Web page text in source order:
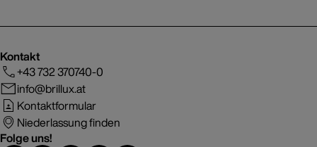
Kontakt
+43 732 370740-0
info@brillux.at
Kontaktformular
Niederlassung finden
Folge uns!